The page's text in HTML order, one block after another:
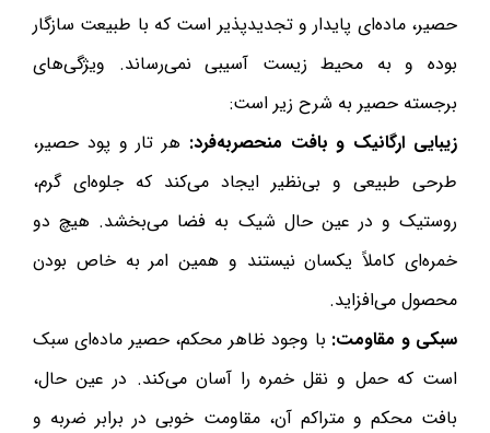
حصیر، ماده‌ای پایدار و تجدیدپذیر است که با طبیعت سازگار
بوده و به محیط زیست آسیبی نمی‌رساند. ویژگی‌های
برجسته حصیر به شرح زیر است:
زیبایی ارگانیک و بافت منحصربه‌فرد: هر تار و پود حصیر،
طرحی طبیعی و بی‌نظیر ایجاد می‌کند که جلوه‌ای گرم،
روستیک و در عین حال شیک به فضا می‌بخشد. هیچ دو
خمره‌ای کاملاً یکسان نیستند و همین امر به خاص بودن
محصول می‌افزاید.
سبکی و مقاومت: با وجود ظاهر محکم، حصیر ماده‌ای سبک
است که حمل و نقل خمره را آسان می‌کند. در عین حال،
بافت محکم و متراکم آن، مقاومت خوبی در برابر ضربه و